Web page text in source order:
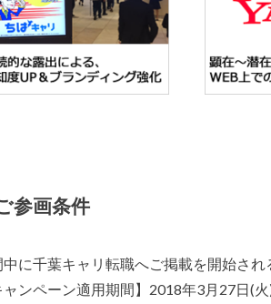
参画条件
中に千葉キャリ転職へご掲載を開始され
ャンペーン適用期間】2018年3月27日(